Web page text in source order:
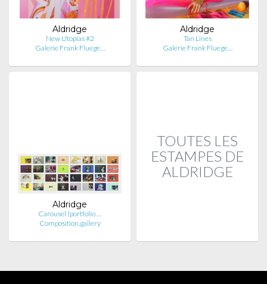
Aldridge
New Utopias #2
Galerie Frank Fluege…
Aldridge
Tan Lines
Galerie Frank Fluege…
Aldridge
Carousel (portfolio …
Composition.gallery
TOUTES LES
ESTAMPES DE
ALDRIDGE